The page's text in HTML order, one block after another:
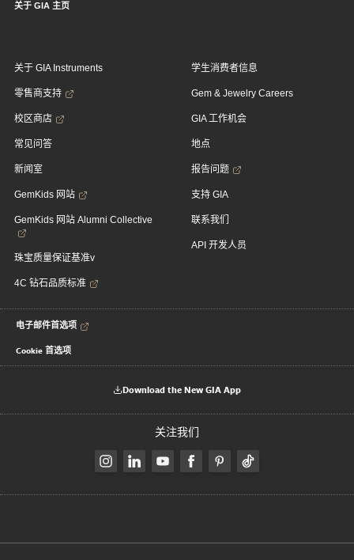
关于 GIA 主页
关于 GIA Instruments
零售商支持
校区商店
常见问答
新闻室
GemKids 网站
GemKids 网站 Alumni Collective
珠宝质量保证基准v
4C 钻石品质标准
学生消费者信息
Gem & Jewelry Careers
GIA 工作机会
地点
报告问题
支持 GIA
联系我们
API 开发人员
电子邮件首选项
Cookie 首选项
Download the New GIA App
关注我们